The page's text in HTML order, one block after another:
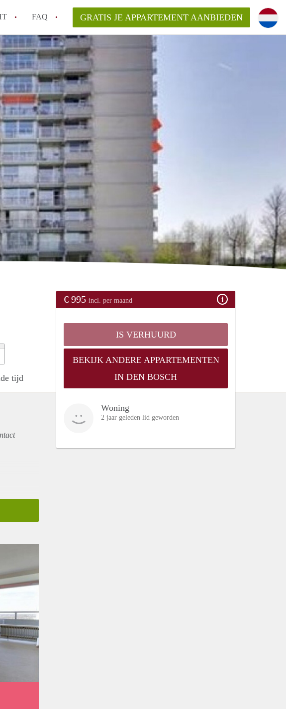
FAQ
reageren op een Appartement in Den Bosch?
van AppartementDenBosch?
bemiddelingsvergoeding?
GRATIS JE APPARTEMENT AANBIEDEN
tijd
€ 995 incl. per maand
IS VERHUURD
BEKIJK ANDERE APPARTEMENTEN
IN DEN BOSCH
Woning
2 jaar geleden lid geworden